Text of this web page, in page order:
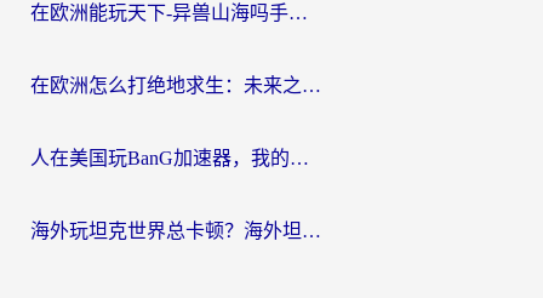
在欧洲能玩天下-异兽山海吗手游？海外玩家的加速器生存指南
在欧洲怎么打绝地求生：未来之役不卡？留学生亲测的加速器避坑指南
人在美国玩BanG加速器，我的延迟终于绿了
海外玩坦克世界总卡顿？海外坦克世界加速器有哪些？实测好用的选择在这里